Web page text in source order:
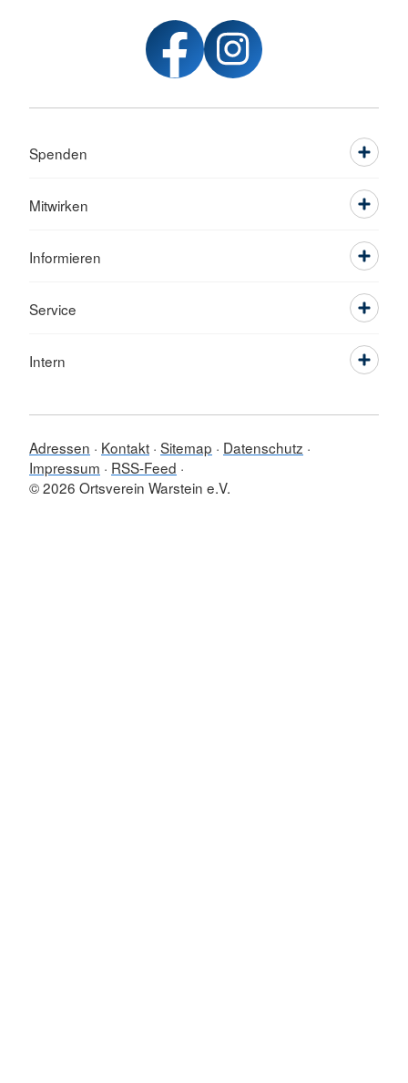
Spenden
Mitwirken
Informieren
Service
Intern
Adressen Kontakt Sitemap
Datenschutz
Impressum
RSS-Feed
© 2026 Ortsverein Warstein e.V.